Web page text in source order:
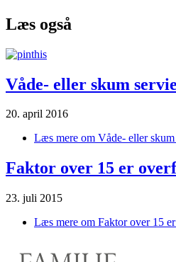
Læs også
Våde- eller skum
20. april 2016
Læs mere om Våde- eller
Faktor over 15 er
23. juli 2015
Læs mere om Faktor over 15